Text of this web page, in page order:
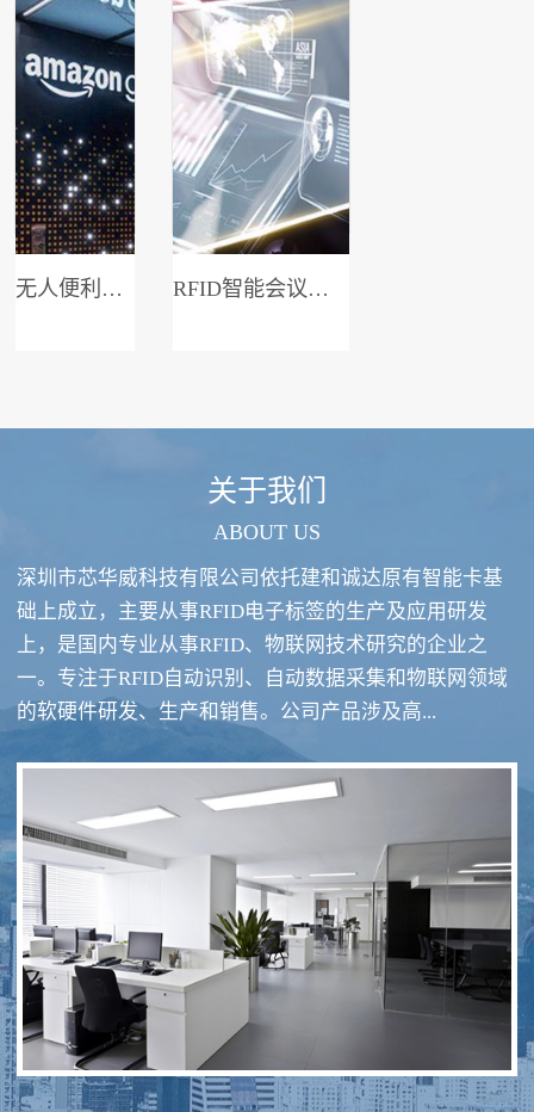
无人便利店系统 RFID智能会议签到系统
RFID酒类防伪系统方案 RFID智慧食堂系统
图书馆RFID电子标签管理系统
关于我们
ABOUT US
深圳市芯华威科技有限公司依托建和诚达原有智能卡基
础上成立，主要从事RFID电子标签的生产及应用研发
上，是国内专业从事RFID、物联网技术研究的企业之
一。专注于RFID自动识别、自动数据采集和物联网领域
的软硬件研发、生产和销售。公司产品涉及高...